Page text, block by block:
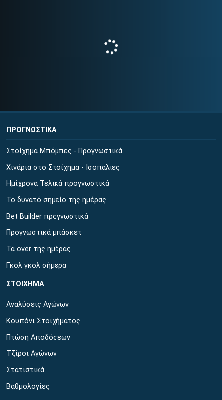
ΠΡΟΓΝΩΣΤΙΚΑ
Στοίχημα Μπόμπες - Προγνωστικά
Χινάρια στο Στοίχημα - Ισοπαλίες
Ημίχρονα Τελικά προγνωστικά
Το δυνατό σημείο της ημέρας
Bet Builder προγνωστικά
Προγνωστικά μπάσκετ
Τα over της ημέρας
Γκολ γκολ σήμερα
ΣΤΟΙΧΗΜΑ
Αναλύσεις Αγώνων
Κουπόνι Στοιχήματος
Πτώση Αποδόσεων
Τζίροι Αγώνων
Στατιστικά
Βαθμολογίες